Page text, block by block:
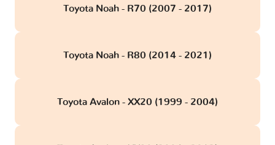
Toyota Noah - R70 (2007 - 2017)
Toyota Noah - R80 (2014 - 2021)
Toyota Avalon - XX20 (1999 - 2004)